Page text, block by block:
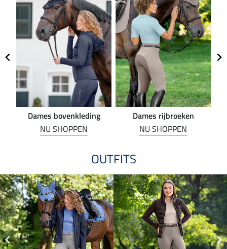
Dames bovenkleding
NU SHOPPEN
Dames rijbroeken
NU SHOPPEN
OUTFITS